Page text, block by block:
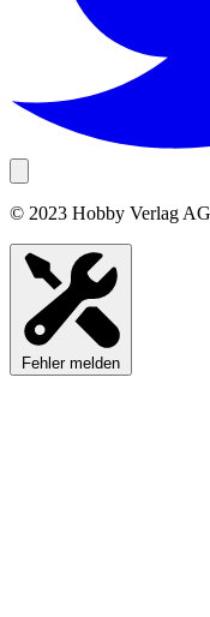
© 2023 Hobby Verlag
Fehler melden